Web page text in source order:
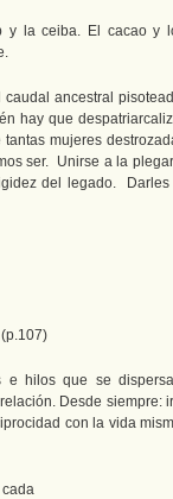
y la ceiba. El cacao y
ancestral
hay que
mujeres
ser. Unirse a la
del legado. Darles
e hilos que se
Desde siempre:
con la vida
cada